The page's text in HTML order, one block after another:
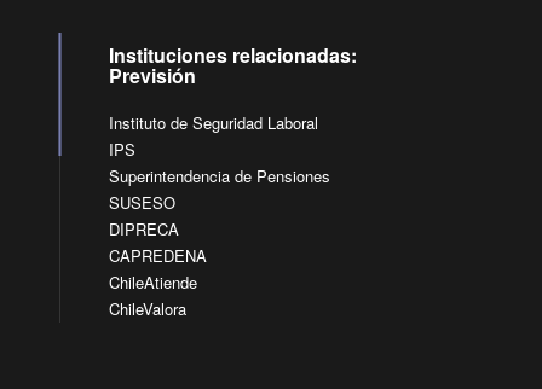
Instituciones relacionadas:
Previsión
Instituto de Seguridad Laboral
IPS
Superintendencia de Pensiones
SUSESO
DIPRECA
CAPREDENA
ChileAtiende
ChileValora